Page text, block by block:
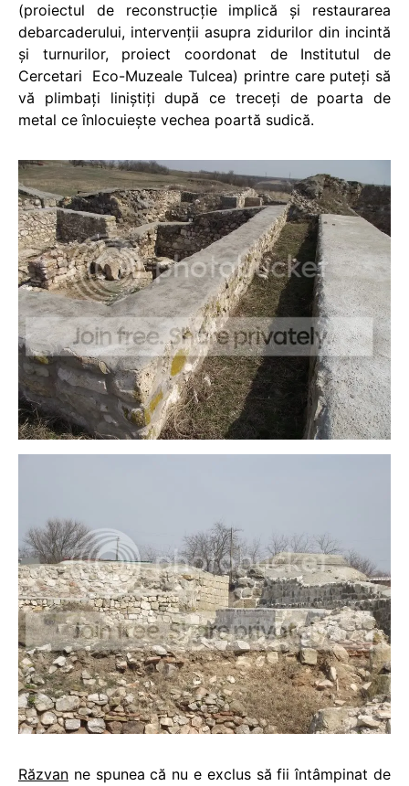
(proiectul de reconstrucţie implică şi restaurarea
debarcaderului, intervenţii asupra zidurilor din incintă
şi turnurilor, proiect coordonat de Institutul de
Cercetari Eco-Muzeale Tulcea) printre care puteţi să
vă plimbaţi liniştiţi după ce treceţi de poarta de
metal ce înlocuieşte vechea poartă sudică.
Răzvan ne spunea că nu e exclus să fii întâmpinat de